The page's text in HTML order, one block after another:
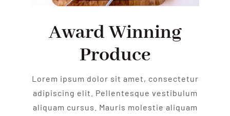
Award Winning
Produce
Lorem ipsum dolor sit amet, consectetur
adipiscing elit. Pellentesque vestibulum
aliquam cursus. Mauris molestie aliquam